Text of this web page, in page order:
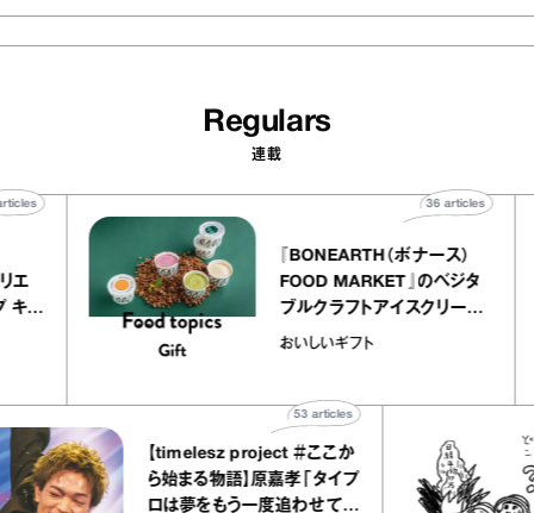
Regulars
連載
ー アトリエ
クレープ キャ
40
『BONEARTH（ボナース）
FOOD MARKET』のベジ
ブルクラフトアイスクリー
｜真野知子の「おいしい
おいしいギフト
36
【timelesz project ＃ここか
ら始まる物語】原嘉孝「タイプ
ロは夢をもう一度追わせてく
articles